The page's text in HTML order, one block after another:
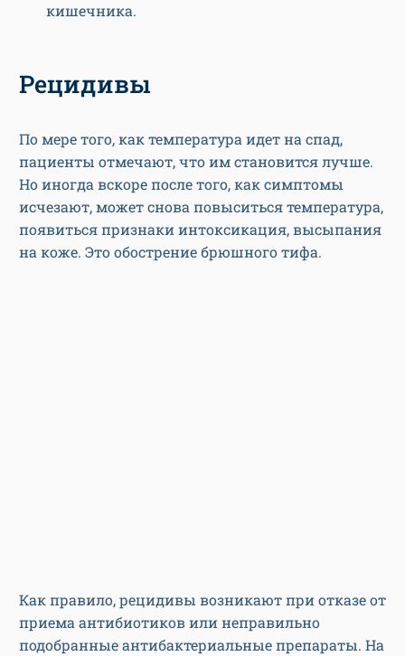
кишечника.
Рецидивы
По мере того, как температура идет на спад,
пациенты отмечают, что им становится лучше.
Но иногда вскоре после того, как симптомы
исчезают, может снова повыситься температура,
появиться признаки интоксикация, высыпания
на коже. Это обострение брюшного тифа.
Как правило, рецидивы возникают при отказе от
приема антибиотиков или неправильно
подобранные антибактериальные препараты. На